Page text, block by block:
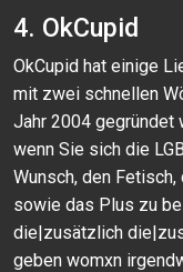
4. OkCupid
OkCupid hat einige
mit zwei schnellen
Jahr 2004 gegründet
wenn Sie sich die
Wunsch, den
sowie das Plus zu
die|zusätzlich
geben womxn